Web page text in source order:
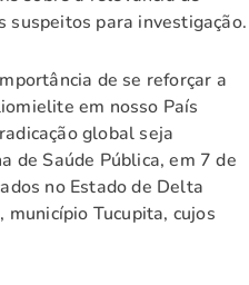
suspeitos para investigação.
de se reforçar a
em nosso País
global seja
de Saúde Pública, em 7 de
no Estado de Delta
Tucupita, cujos